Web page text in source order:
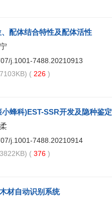
配体结合特性及配体活性
j.1001-7488.20210913
( 226 )
蜂科)EST-SSR开发及隐种鉴定
j.1001-7488.20210914
( 376 )
材自动识别系统